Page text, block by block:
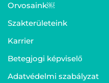
Orvosaink￼
Szakterületeink
Karrier
Betegjogi képviselő
Adatvédelmi szabályzat